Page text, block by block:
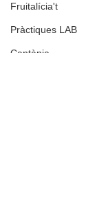
Fruitalícia't
Pràctiques LAB
Cantània